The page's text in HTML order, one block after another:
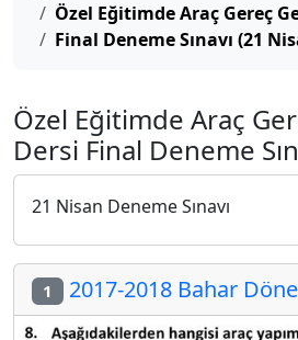
Özel Eğitimde Araç Gereç
Final Deneme Sınavı (21
Özel Eğitimde Araç
Dersi Final Deneme
21 Nisan Deneme Sınavı
1 2017-2018 Bahar